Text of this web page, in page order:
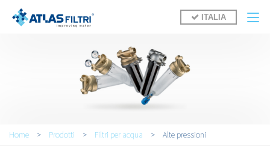
Salta al contenuto principale
ITALIA
Tu sei qui
Home > Prodotti > Filtri per acqua > Alte pressioni